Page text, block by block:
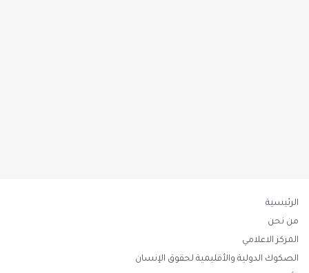
الرئيسية
من نحن
المركز الاعلامي
الصكوك الدولية والأقليمية لحقوق الإنسان